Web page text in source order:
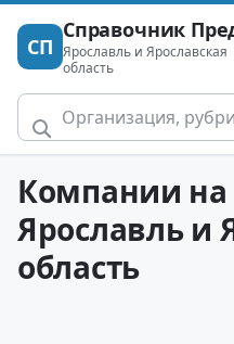
СП
Справочник
Ярославль и Ярославская
область
Компании на
Ярославль и
область